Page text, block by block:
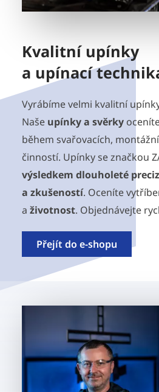
Kvalitní upínky
a upínací
Vyrábíme velmi kvalitní
Naše upínky a svěrky
během svařovacích,
činností. Upínky se značkou
výsledkem dlouholeté
a zkušeností. Oceníte
a životnost. Objednávejte
Přejít do e-shopu